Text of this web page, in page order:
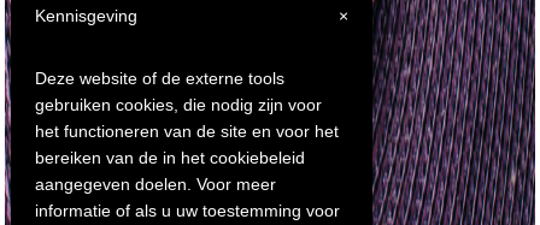
×
Kennisgeving
Deze website of de externe tools
gebruiken cookies, die nodig zijn voor
het functioneren van de site en voor het
bereiken van de in het cookiebeleid
aangegeven doelen. Voor meer
informatie of als u uw toestemming voor